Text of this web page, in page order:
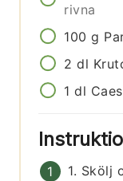
rivna
100 g
2 dl
1 dl
1. Skölj